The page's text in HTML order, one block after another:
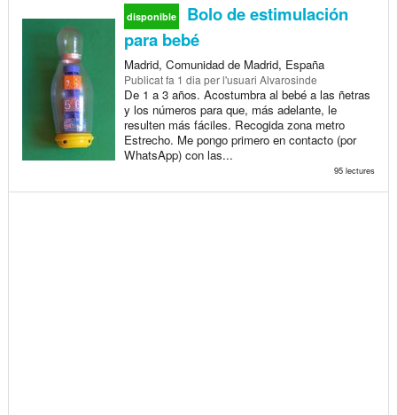
disponible
Bolo de estimulación
para bebé
Madrid, Comunidad de Madrid, España
Publicatfa 1 dia per l'usuari Alvarosinde
De 1 a 3 años. Acostumbra al bebé a las ñetras
y los números para que, más adelante, le
resulten más fáciles. Recogida zona metro
Estrecho. Me pongo primero en contacto (por
WhatsApp) con las...
95 lectures